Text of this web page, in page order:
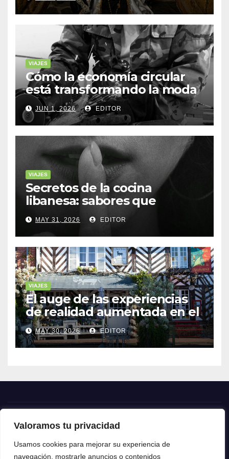
Valoramos tu privacidad
Usamos cookies para mejorar su experiencia de
navegación, mostrarle anuncios o contenidos
VIAJES
Cómo la economía circular
está transformando la moda
sostenible
JUN 1, 2026 EDITOR
VIAJES
Secretos de la cocina
libanesa: sabores que
cuentan historias
MAY 31, 2026 EDITOR
VIAJES
El auge de las experiencias
de realidad aumentada en el
turismo
MAY 30, 2026 EDITOR
Crónica24
Crónica 24